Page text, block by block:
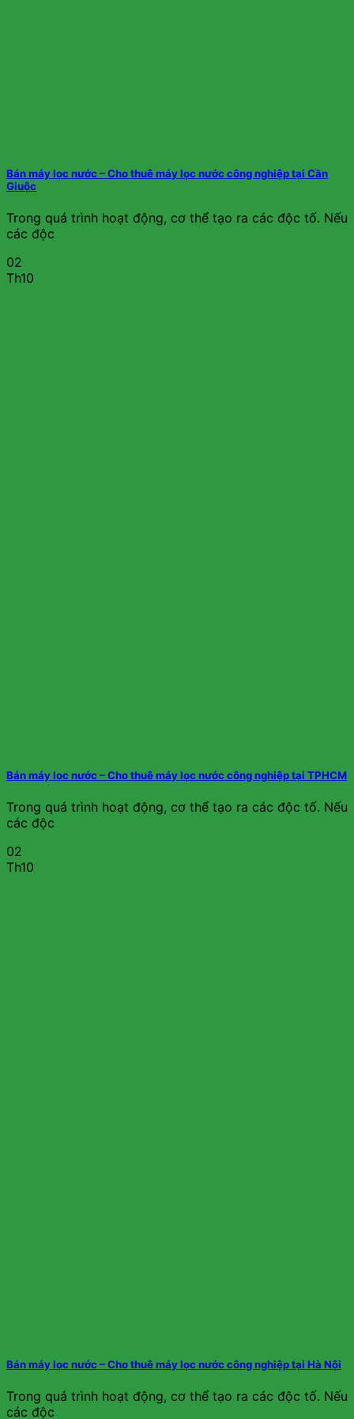
Bán máy lọc nước – Cho thuê máy lọc nước công nghiệp tại Cần
Giuộc
Trong quá trình hoạt động, cơ thể tạo ra các độc tố. Nếu
các độc
02
Th10
Bán máy lọc nước – Cho thuê máy lọc nước công nghiệp tại TPHCM
Trong quá trình hoạt động, cơ thể tạo ra các độc tố. Nếu
các độc
02
Th10
Bán máy lọc nước – Cho thuê máy lọc nước công nghiệp tại Hà Nội
Trong quá trình hoạt động, cơ thể tạo ra các độc tố. Nếu
các độc